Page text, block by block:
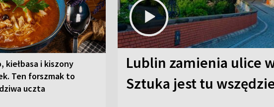
kiełbasa i kiszony
Ten forszmak to
uczta
Lublin zamienia ulice
Sztuka jest tu